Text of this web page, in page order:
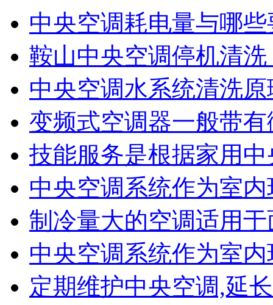
中央空调耗电量与哪
鞍山中央空调停机清洗
中央空调水系统清洗
变频式空调器一般带
技能服务是根据家用
中央空调系统作为室
制冷量大的空调适用
中央空调系统作为室
定期维护中央空调,延